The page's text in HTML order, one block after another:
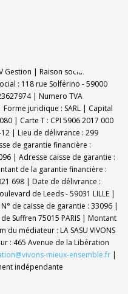
| Raison sociale : GLV
: 118 rue Solférino - 59000
| Numero TVA
juridique : SARL | Capital
| Carte T : CPI 5906 2017 000
| Lieu de délivrance : 299
de garantie financière :
| Adresse caisse de garantie :
de la garantie financière :
698 | Date de délivrance :
de Leeds - 59031 LILLE |
de caisse de garantie : 33096 |
Suffren 75015 PARIS | Montant
médiateur : LA SASU VIVONS
: 465 Avenue de la Libération
mieux-ensemble.fr |
indépendante